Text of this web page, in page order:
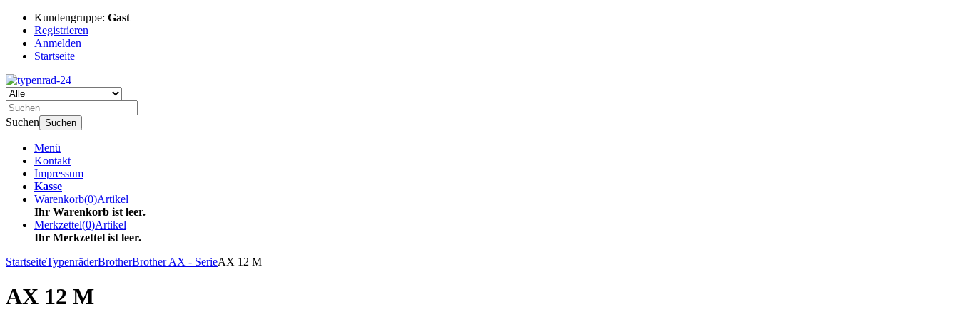
Kundengruppe: Gast
Registrieren
Anmelden
Startseite
Suchen Suchen
Menü
Kontakt
Impressum
Kasse
Warenkorb(0)Artikel
Ihr Warenkorb ist leer.
Merkzettel(0)Artikel
Ihr Merkzettel ist leer.
StartseiteTypenräderBrotherBrother AX - SerieAX 12 M
AX 12 M